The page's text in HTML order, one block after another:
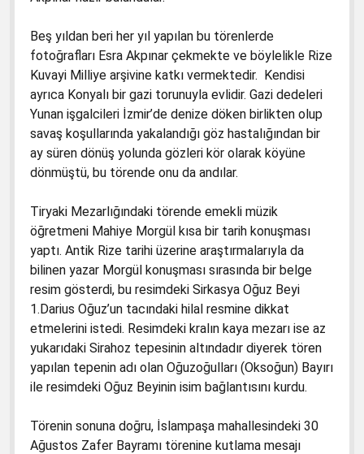
Beş yıldan beri her yıl yapılan bu törenlerde
fotoğrafları Esra Akpınar çekmekte ve böylelikle Rize
Kuvayi Milliye arşivine katkı vermektedir. Kendisi
ayrıca Konyalı bir gazi torunuyla evlidir. Gazi dedeleri
Yunan işgalcileri İzmir’de denize döken birlikten olup
savaş koşullarında yakalandığı göz hastalığından bir
ay süren dönüş yolunda gözleri kör olarak köyüne
dönmüştü, bu törende onu da andılar.
Tiryaki Mezarlığındaki törende emekli müzik
öğretmeni Mahiye Morgül kısa bir tarih konuşması
yaptı. Antik Rize tarihi üzerine araştırmalarıyla da
bilinen yazar Morgül konuşması sırasında bir belge
resim gösterdi, bu resimdeki Sirkasya Oğuz Beyi
1.Darius Oğuz’un tacındaki hilal resmine dikkat
etmelerini istedi. Resimdeki kralın kaya mezarı ise az
yukarıdaki Sirahoz tepesinin altındadır diyerek tören
yapılan tepenin adı olan Oğuzoğulları (Oksoğun) Bayırı
ile resimdeki Oğuz Beyinin isim bağlantısını kurdu.
Törenin sonuna doğru, İslampaşa mahallesindeki 30
Ağustos Zafer Bayramı törenine kutlama mesajı